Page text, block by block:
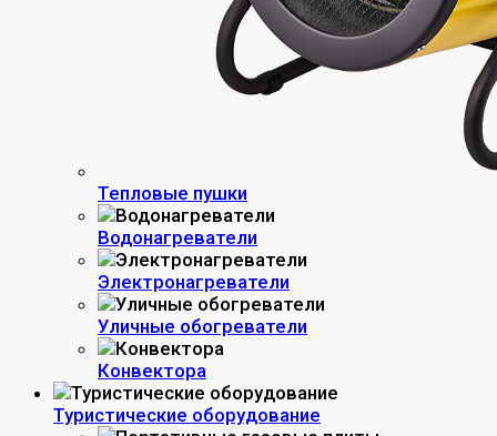
Тепловые пушки
Водонагреватели
Электронагреватели
Уличные обогреватели
Конвектора
Туристические оборудование